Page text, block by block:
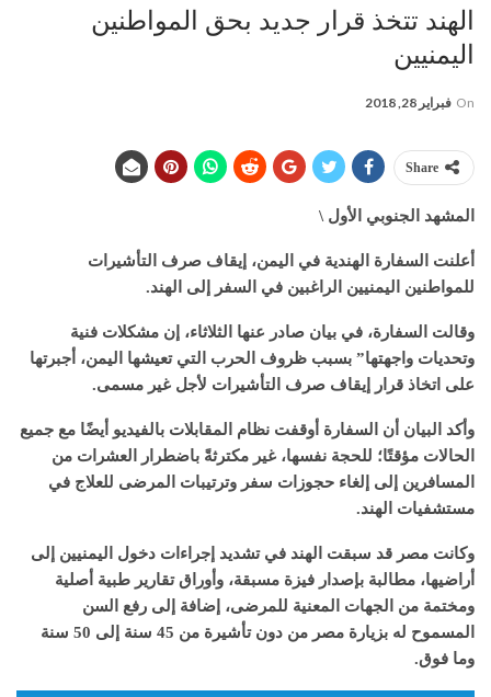
الهند تتخذ قرار جديد بحق المواطنين
اليمنيين
On فبراير 28, 2018
Share
المشهد الجنوبي الأول \
أعلنت السفارة الهندية في اليمن، إيقاف صرف التأشيرات
للمواطنين اليمنيين الراغبين في السفر إلى الهند.
وقالت السفارة، في بيان صادر عنها الثلاثاء، إن مشكلات فنية
وتحديات واجهتها” بسبب ظروف الحرب التي تعيشها اليمن، أجبرتها
على اتخاذ قرار إيقاف صرف التأشيرات لأجل غير مسمى.
وأكد البيان أن السفارة أوقفت نظام المقابلات بالفيديو أيضًا مع جميع
الحالات مؤقتًا؛ للحجة نفسها، غير مكترثةً باضطرار العشرات من
المسافرين إلى إلغاء حجوزات سفر وترتيبات المرضى للعلاج في
مستشفيات الهند.
وكانت مصر قد سبقت الهند في تشديد إجراءات دخول اليمنيين إلى
أراضيها، مطالبة بإصدار فيزة مسبقة، وأوراق تقارير طبية أصلية
ومختمة من الجهات المعنية للمرضى، إضافة إلى رفع السن
المسموح له بزيارة مصر من دون تأشيرة من 45 سنة إلى 50 سنة
وما فوق.